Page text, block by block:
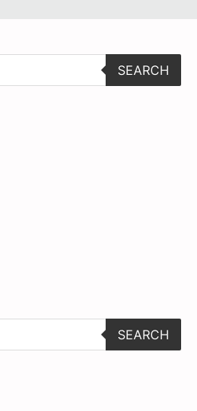
SEARCH
SEARCH